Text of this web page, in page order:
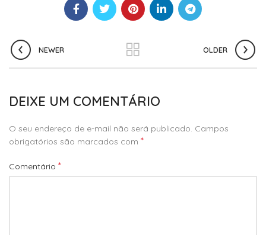
NEWER OLDER
DEIXE UM COMENTÁRIO
O seu endereço de e-mail não será publicado. Campos
obrigatórios são marcados com *
Comentário *